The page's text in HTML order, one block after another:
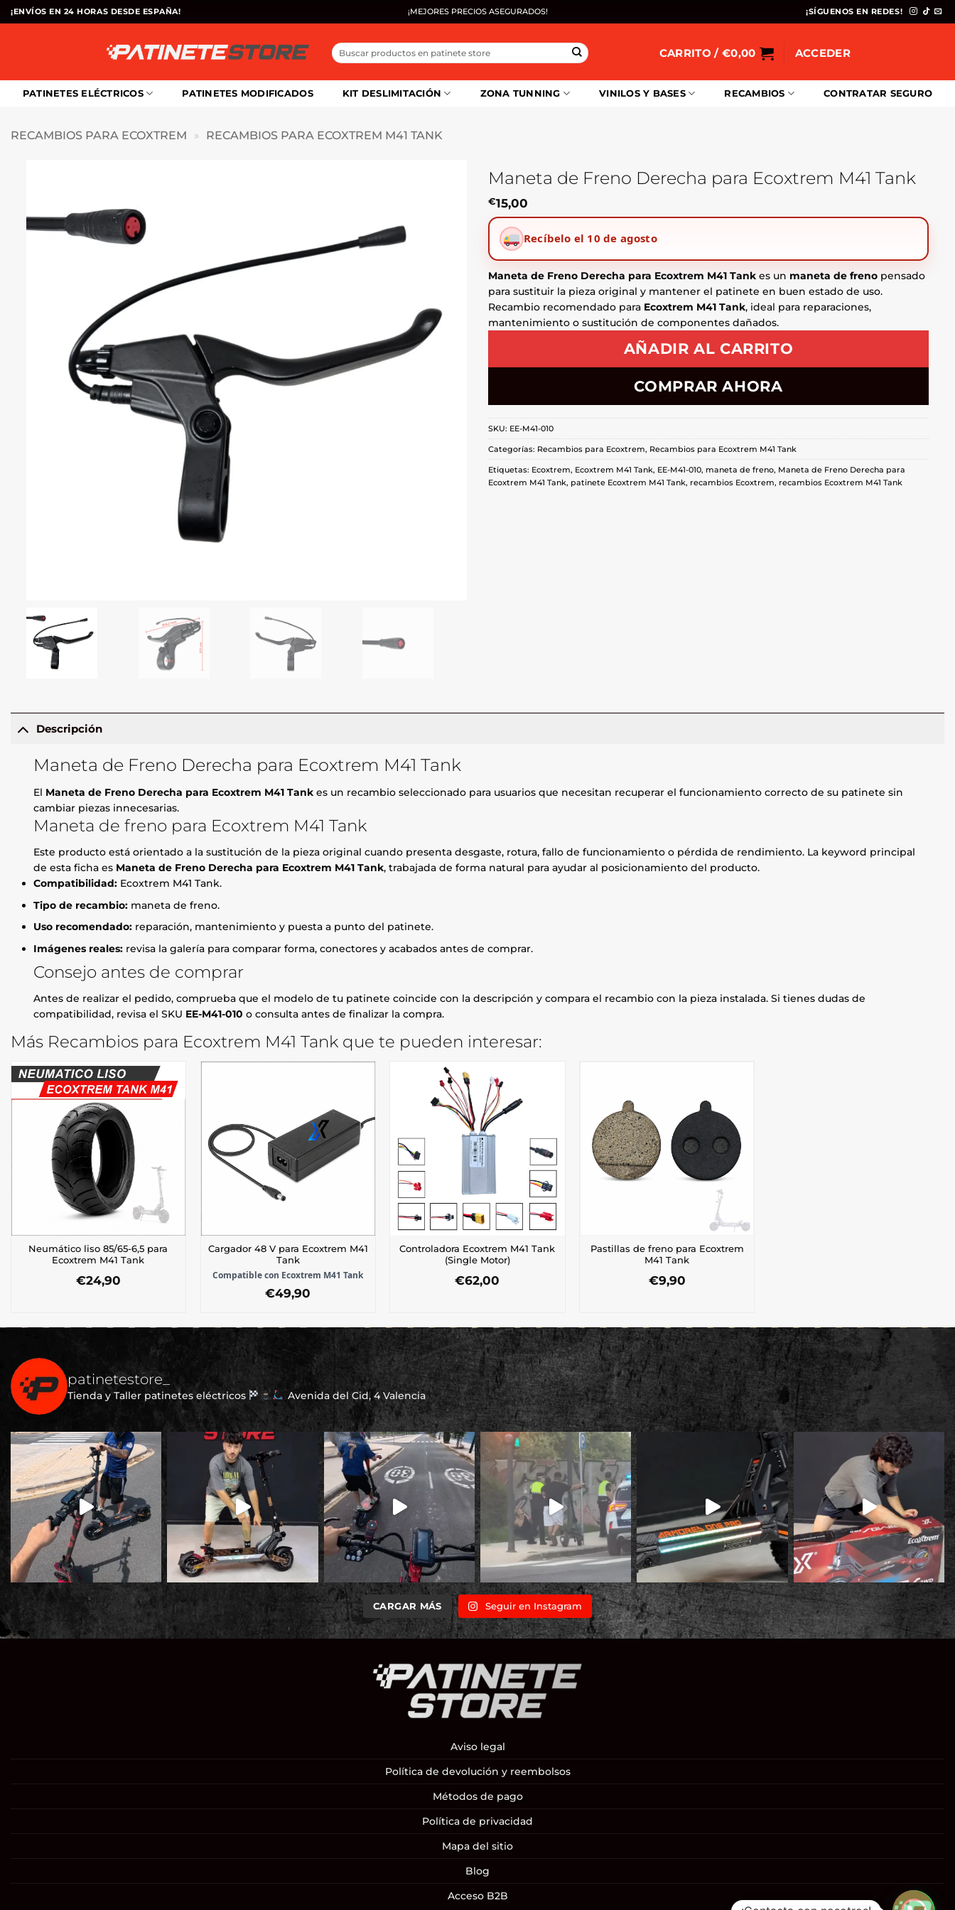
Saltar
al
¡ENVÍOS EN 24 HORAS DESDE ESPAÑA! ¡MEJORES PRECIOS ASEGURADOS! ¡SÍGUENOS EN REDES!
Buscar
por:
CARRITO / €0,00 ACCEDER
PATINETES ELÉCTRICOS PATINETES MODIFICADOS KIT DESLIMITACIÓN ZONA TUNNING VINILOS Y BASES RECAMBIOS CONTRATAR SEGURO
RECAMBIOS PARA ECOXTREM » RECAMBIOS PARA ECOXTREM M41 TANK
Maneta de Freno Derecha para Ecoxtrem M41 Tank
€15,00
Recíbelo el 10 de agosto
Maneta de Freno Derecha para Ecoxtrem M41 Tank es un maneta de freno pensado
para sustituir la pieza original y mantener el patinete en buen estado de uso.
Recambio recomendado para Ecoxtrem M41 Tank, ideal para reparaciones,
mantenimiento o sustitución de componentes dañados.
AÑADIR AL CARRITO
COMPRAR AHORA
SKU: EE-M41-010
Categorías: Recambios para Ecoxtrem, Recambios para Ecoxtrem M41 Tank
Etiquetas: Ecoxtrem, Ecoxtrem M41 Tank, EE-M41-010, maneta de freno, Maneta de Freno Derecha para
Ecoxtrem M41 Tank, patinete Ecoxtrem M41 Tank, recambios Ecoxtrem, recambios Ecoxtrem M41 Tank
Descripción
Maneta de Freno Derecha para Ecoxtrem M41 Tank
El Maneta de Freno Derecha para Ecoxtrem M41 Tank es un recambio seleccionado para usuarios que necesitan recuperar el funcionamiento correcto de su patinete sin
cambiar piezas innecesarias.
Maneta de freno para Ecoxtrem M41 Tank
Este producto está orientado a la sustitución de la pieza original cuando presenta desgaste, rotura, fallo de funcionamiento o pérdida de rendimiento. La keyword principal
de esta ficha es Maneta de Freno Derecha para Ecoxtrem M41 Tank, trabajada de forma natural para ayudar al posicionamiento del producto.
Compatibilidad: Ecoxtrem M41 Tank.
Tipo de recambio: maneta de freno.
Uso recomendado: reparación, mantenimiento y puesta a punto del patinete.
Imágenes reales: revisa la galería para comparar forma, conectores y acabados antes de comprar.
Consejo antes de comprar
Antes de realizar el pedido, comprueba que el modelo de tu patinete coincide con la descripción y compara el recambio con la pieza instalada. Si tienes dudas de
compatibilidad, revisa el SKU EE-M41-010 o consulta antes de finalizar la compra.
Más Recambios para Ecoxtrem M41 Tank que te pueden interesar:
Neumático liso 85/65-6,5 para
Ecoxtrem M41 Tank
€24,90
Cargador 48 V para Ecoxtrem M41
Tank
Compatible con Ecoxtrem M41 Tank
€49,90
Controladora Ecoxtrem M41 Tank
(Single Motor)
€62,00
Pastillas de freno para Ecoxtrem
M41 Tank
€9,90
patinetestore_
Tienda y Taller patinetes eléctricos Avenida del Cid, 4 Valencia
CARGAR MÁS Seguir en Instagram
Aviso legal
Política de devolución y reembolsos
Métodos de pago
Política de privacidad
Mapa del sitio
Blog
Acceso B2B